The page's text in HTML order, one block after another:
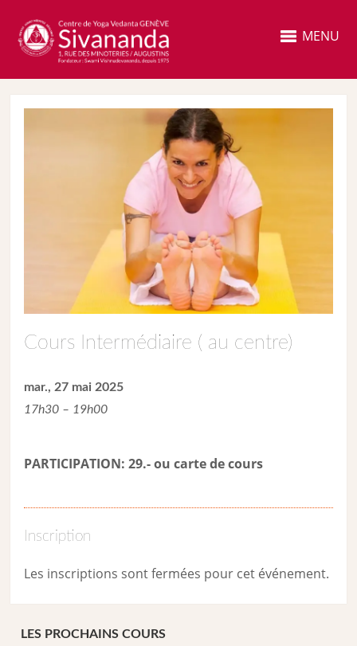
MENU
Cours Intermédiaire ( au centre)
mar., 27 mai 2025
17h30 – 19h00
PARTICIPATION: 29.- ou carte de cours
Inscription
Les inscriptions sont fermées pour cet événement.
LES PROCHAINS COURS